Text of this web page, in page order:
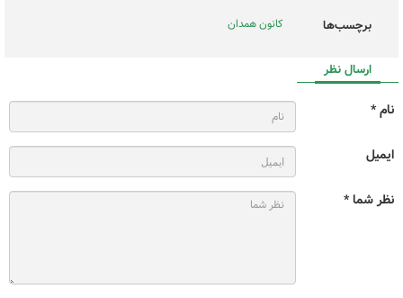
برچسب‌ها کانون همدان
ارسال نظر
نام *
ایمیل
نظر شما *